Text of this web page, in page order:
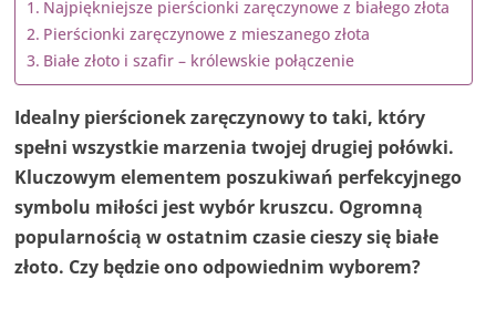
Najpiękniejsze pierścionki zaręczynowe z białego złota
Pierścionki zaręczynowe z mieszanego złota
Białe złoto i szafir – królewskie połączenie
Idealny pierścionek zaręczynowy to taki, który
spełni wszystkie marzenia twojej drugiej połówki.
Kluczowym elementem poszukiwań perfekcyjnego
symbolu miłości jest wybór kruszcu. Ogromną
popularnością w ostatnim czasie cieszy się białe
złoto. Czy będzie ono odpowiednim wyborem?